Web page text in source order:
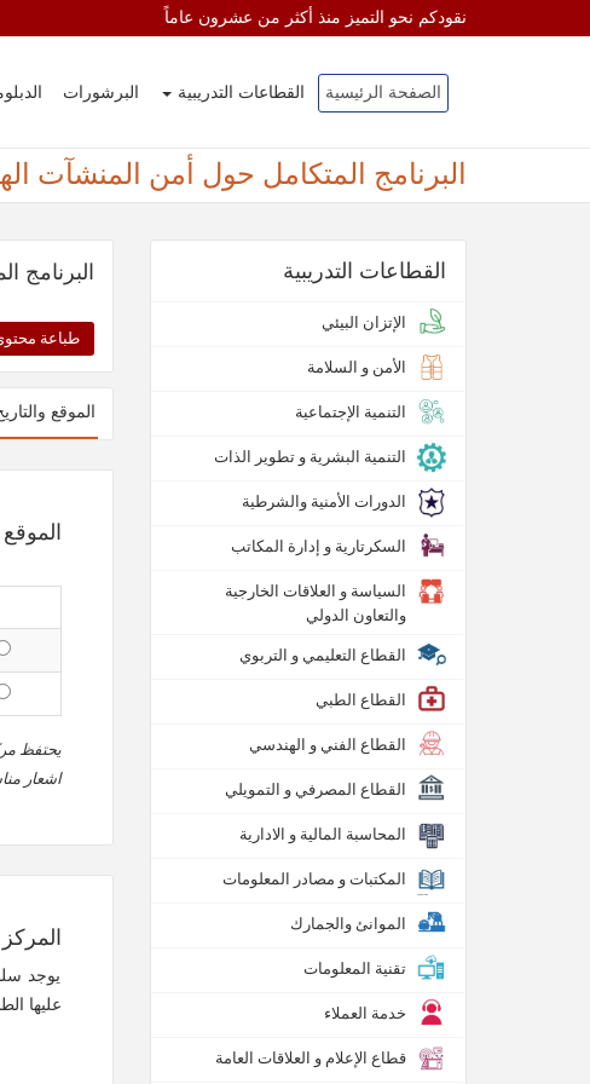
نقودكم نحو التميز منذ أكثر من عشرون عاماً
الصفحة الرئيسية القطاعات التدريبية البرشورات
البرنامج المتكامل حول أمن المنشآت
القطاعات التدريبية
الإتزان البيئي
الأمن و السلامة
التنمية الإجتماعية
التنمية البشرية و تطوير الذات
الدورات الأمنية والشرطية
السكرتارية و إدارة المكاتب
السياسة و العلاقات الخارجية
والتعاون الدولي
القطاع التعليمي و التربوي
القطاع الطبي
القطاع الفني و الهندسي
القطاع المصرفي و التمويلي
المحاسبة المالية و الادارية
المكتبات و مصادر المعلومات
الموانئ والجمارك
تقنية المعلومات
خدمة العملاء
قطاع الإعلام و العلاقات العامة
البرنامج
طباعة
الموقع
يحتفظ
اشعار
يوجد
عليها